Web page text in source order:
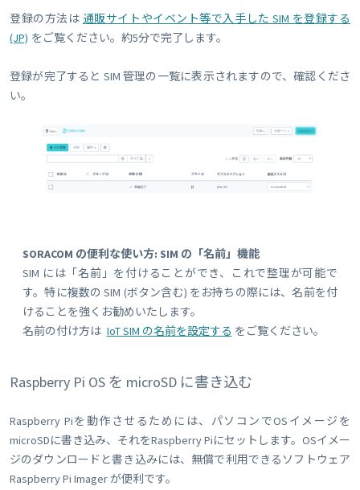
登録の方法は 通販サイトやイベント等で入手した SIM を登録する
(JP) をご覧ください。約5分で完了します。
登録が完了すると SIM 管理の一覧に表示されますので、確認くださ
い。
SORACOM の便利な使い方: SIM の「名前」機能
SIM には「名前」を付けることができ、これで整理が可能で
す。特に複数の SIM (ボタン含む) をお持ちの際には、名前を付
けることを強くお勧めいたします。
名前の付け方は IoT SIM の名前を設定する をご覧ください。
Raspberry Pi OS を microSD に書き込む
Raspberry Piを動作させるためには、パソコンでOSイメージを
microSDに書き込み、それをRaspberry Piにセットします。OSイメー
ジのダウンロードと書き込みには、無償で利用できるソフトウェア
Raspberry Pi Imager が便利です。